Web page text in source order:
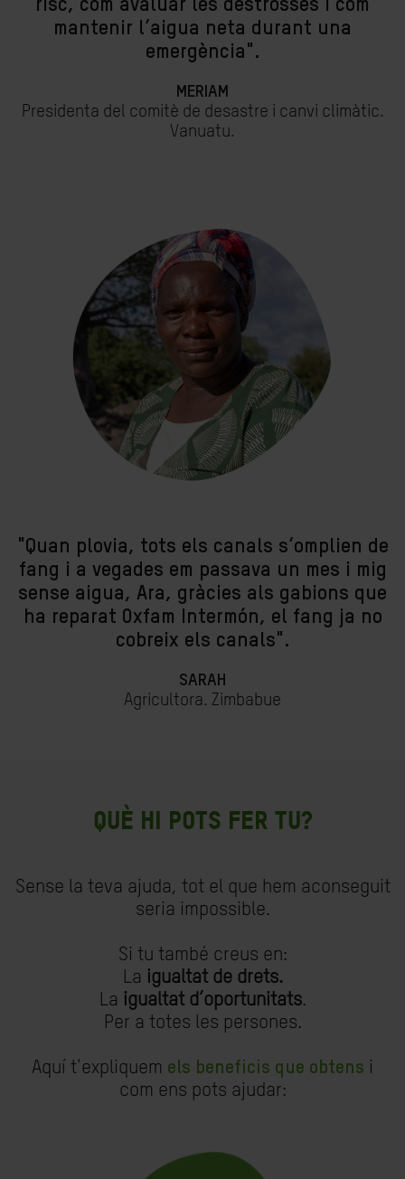
risc, com avaluar les destrosses i com
mantenir l’aigua neta durant una
emergència".
MERIAM
Presidenta del comitè de desastre i canvi climàtic.
Vanuatu.
"Quan plovia, tots els canals s’omplien de
fang i a vegades em passava un mes i mig
sense aigua, Ara, gràcies als gabions que
ha reparat Oxfam Intermón, el fang ja no
cobreix els canals".
SARAH
Agricultora. Zimbabue
QUÈ HI POTS FER TU?
Sense la teva ajuda, tot el que hem aconseguit
seria impossible.
Si tu també creus en:
La igualtat de drets.
La igualtat d’oportunitats.
Per a totes les persones.
Aquí t'expliquem els beneficis que obtens i
com ens pots ajudar: